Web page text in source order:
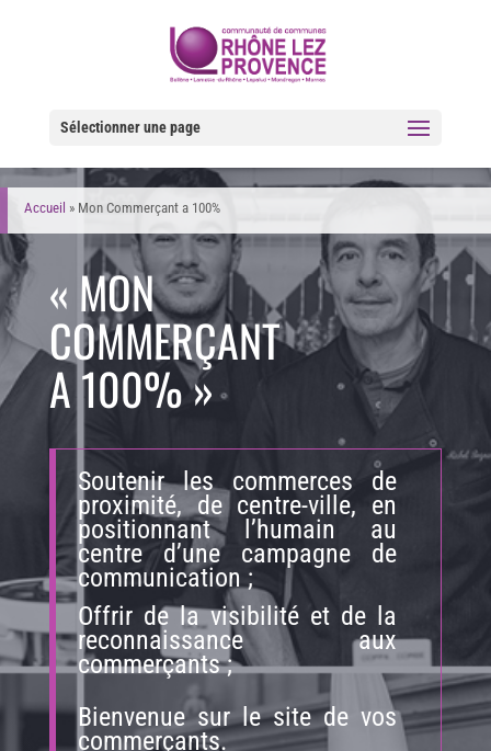
Sélectionner une page
Accueil » Mon Commerçant a 100%
« MON
COMMERÇANT
A 100% »
Soutenir les commerces de
proximité, de centre-ville, en
positionnant l’humain au
centre d’une campagne de
communication ;
Offrir de la visibilité et de la
reconnaissance aux
commerçants ;
Bienvenue sur le site de vos
commerçants.